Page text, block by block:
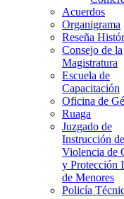
Acuerdos
Organigrama
Reseña
Consejo de la
Magistratura
Escuela de
Capacitación
Oficina de
Ruaga
Juzgado de
Instrucción de
Violencia de
y Protección
de Menores
Policía